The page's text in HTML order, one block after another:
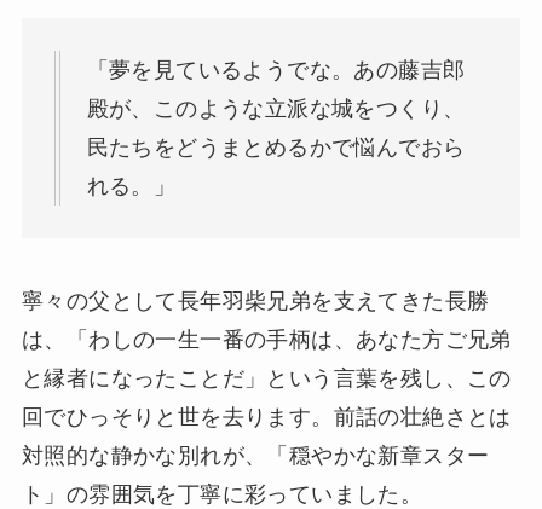
「夢を見ているようでな。あの藤吉郎
殿が、このような立派な城をつくり、
民たちをどうまとめるかで悩んでおら
れる。」
寧々の父として長年羽柴兄弟を支えてきた長勝
は、「わしの一生一番の手柄は、あなた方ご兄弟
と縁者になったことだ」という言葉を残し、この
回でひっそりと世を去ります。前話の壮絶さとは
対照的な静かな別れが、「穏やかな新章スター
ト」の雰囲気を丁寧に彩っていました。